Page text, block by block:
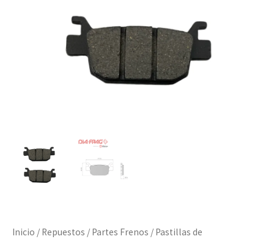
Inicio / Repuestos / Partes Frenos / Pastillas de